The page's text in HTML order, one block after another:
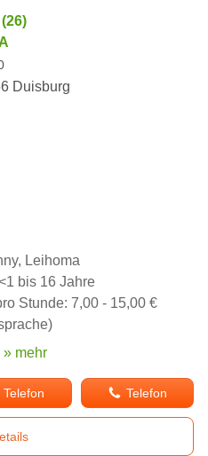
(26)
Duisburg
Leihoma
bis 16 Jahre
Stunde: 7,00 - 15,00 €
» mehr
Telefon Telefon